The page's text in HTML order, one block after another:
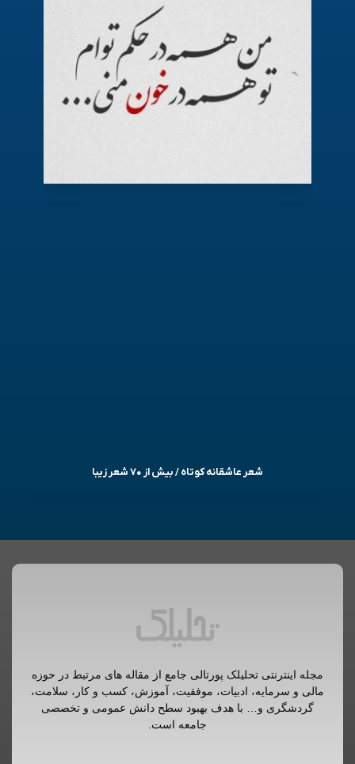
شعر عاشقانه کوتاه / بیش از ۷۰ شعر زیبا
مجله اینترنتی تحلیلک پورتالی جامع از مقاله های مرتبط در حوزه
مالی و سرمایه، ادبیات، موفقیت، آموزش، کسب و کار، سلامت،
گردشگری و… با هدف بهبود سطح دانش عمومی و تخصصی
جامعه است.